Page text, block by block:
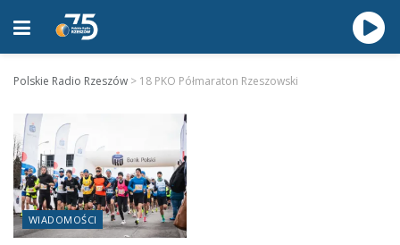
Polskie Radio Rzeszów > 18 PKO Półmaraton Rzeszowski
WIADOMOŚCI